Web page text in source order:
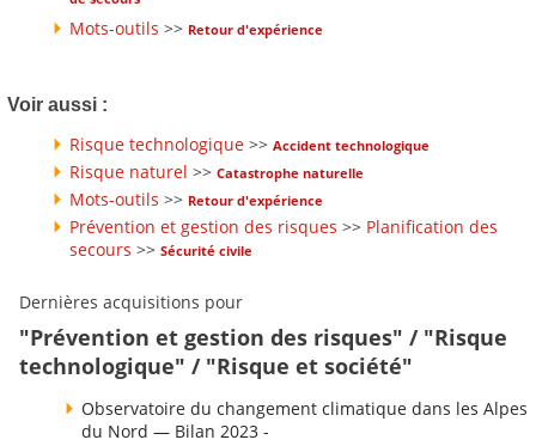
Mots-outils >> Retour d'expérience
Voir aussi :
Risque technologique >> Accident technologique
Risque naturel >> Catastrophe naturelle
Mots-outils >> Retour d'expérience
Prévention et gestion des risques >> Planification des
secours >> Sécurité civile
Dernières acquisitions pour
"Prévention et gestion des risques" / "Risque
technologique" / "Risque et société"
Observatoire du changement climatique dans les Alpes
du Nord — Bilan 2023 -